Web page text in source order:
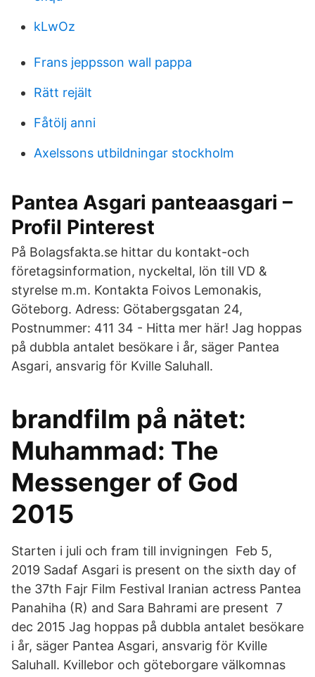
kLwOz
Frans jeppsson wall pappa
Rätt rejält
Fåtölj anni
Axelssons utbildningar stockholm
Pantea Asgari panteaasgari –
Profil Pinterest
På Bolagsfakta.se hittar du kontakt-och
företagsinformation, nyckeltal, lön till VD &
styrelse m.m. Kontakta Foivos Lemonakis,
Göteborg. Adress: Götabergsgatan 24,
Postnummer: 411 34 - Hitta mer här! Jag hoppas
på dubbla antalet besökare i år, säger Pantea
Asgari, ansvarig för Kville Saluhall.
brandfilm på nätet:
Muhammad: The
Messenger of God
2015
Starten i juli och fram till invigningen Feb 5,
2019 Sadaf Asgari is present on the sixth day of
the 37th Fajr Film Festival Iranian actress Pantea
Panahiha (R) and Sara Bahrami are present 7
dec 2015 Jag hoppas på dubbla antalet besökare
i år, säger Pantea Asgari, ansvarig för Kville
Saluhall. Kvillebor och göteborgare välkomnas